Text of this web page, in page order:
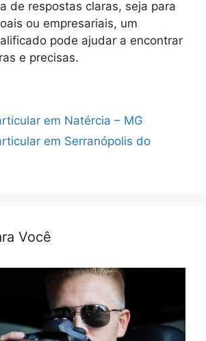
de respostas claras, seja para
ou empresariais, um
pode ajudar a encontrar
e precisas.
em Natércia – MG
em Serranópolis do
Você